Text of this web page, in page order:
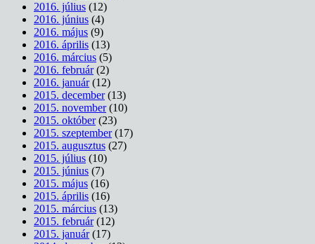
2016. július (12)
2016. június (4)
2016. május (9)
2016. április (13)
2016. március (5)
2016. február(2)
2016. január(12)
2015. december(13)
2015. november(10)
2015. október(23)
2015. szeptember(17)
2015. augusztus (27)
2015. július (10)
2015. június (7)
2015. május (16)
2015. április (16)
2015. március (13)
2015. február(12)
2015. január(17)